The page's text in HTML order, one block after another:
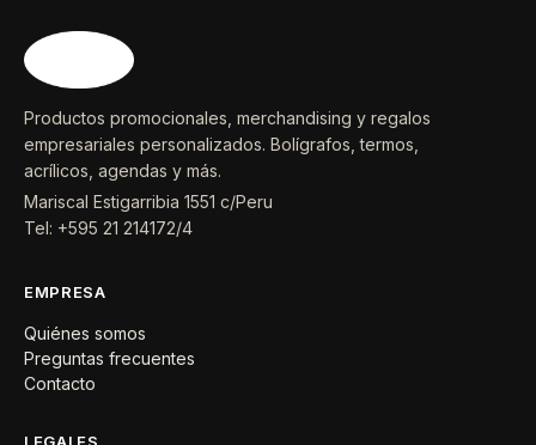
Productos promocionales, merchandising y regalos
empresariales personalizados. Bolígrafos, termos,
acrílicos, agendas y más.
Mariscal Estigarribia 1551 c/Peru
Tel: +595 21 214172/4
EMPRESA
Quiénes somos
Preguntas frecuentes
Contacto